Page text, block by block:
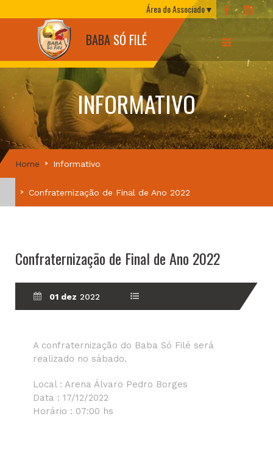
Área do Associado
BABA SÓ FILÉ
INFORMATIVO
Home Informativo
Confraternização de Final de Ano 2022
Confraternização de Final de Ano 2022
01 dez 2022
A confraternização do Baba Só Filé será
realizado no sábado.
Local : Arena Álvaro Pedro Borges
Data : 17/12/2022
Horário : 07:00 hs